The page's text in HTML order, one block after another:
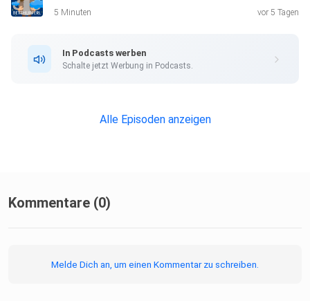
5 Minuten vor 5 Tagen
In Podcasts werben
Schalte jetzt Werbung in Podcasts.
Alle Episoden anzeigen
Kommentare (0)
Melde Dich an, um einen Kommentar zu schreiben.